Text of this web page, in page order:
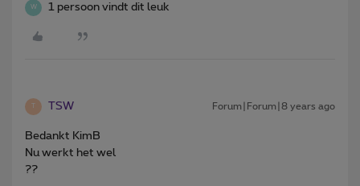
W 1 persoon vindt dit leuk
TSW Forum|Forum|8 years ago
Bedankt KimB
Nu werkt het wel
??